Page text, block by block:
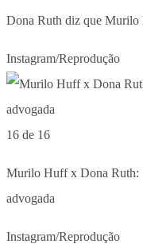
Dona Ruth diz que Murilo
Instagram/Reprodução
16 de 16
Murilo Huff x Dona Ruth:
advogada
Instagram/Reprodução